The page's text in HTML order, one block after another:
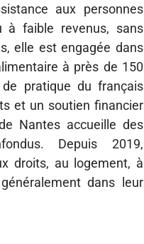
aux personnes
à faible revenus, sans
elle est engagée dans
à près de 150
pratique du français
et un soutien financier
Nantes accueille des
Depuis 2019,
droits, au logement, à
dans leur